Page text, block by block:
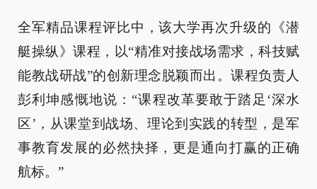
全军精品课程评比中，该大学再次升级的《潜
艇操纵》课程，以“精准对接战场需求，科技赋
能教战研战”的创新理念脱颖而出。课程负责人
彭利坤感慨地说：“课程改革要敢于踏足‘深水
区’，从课堂到战场、理论到实践的转型，是军
事教育发展的必然抉择，更是通向打赢的正确
航标。”